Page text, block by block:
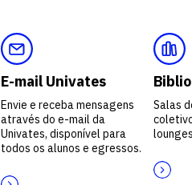
E-mail Univates
Envie e receba mensagens
através do e-mail da
Univates, disponível para
todos os alunos e egressos.
Salas